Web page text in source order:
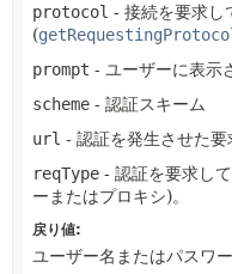
protocol - 接続を要求し
(
prompt - ユーザーに表示
scheme - 認証スキーム
url - 認証を発生させた要
reqType - 認証を要求し
ーまたはプロキシ)。
戻り値:
ユーザー名またはパスワ